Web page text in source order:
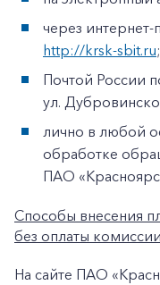
через
http://krsk-sbit.ru;
Почтой России
ул.
лично в любой
обработке
ПАО
Способы внесения
без оплаты
На сайте ПАО